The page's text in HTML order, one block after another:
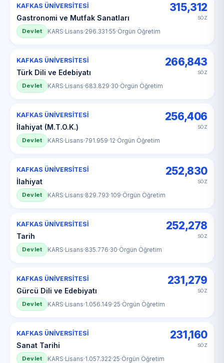
KAFKAS ÜNİVERSİTESİ
Gastronomi ve Mutfak Sanatları
315,312
SÖZ
Devlet KARS·Lisans·296.331·55·Örgün Öğretim
KAFKAS ÜNİVERSİTESİ
Türk Dili ve Edebiyatı
266,843
SÖZ
Devlet KARS·Lisans·683.829·30·Örgün Öğretim
KAFKAS ÜNİVERSİTESİ
İlahiyat (M.T.O.K.)
256,406
SÖZ
Devlet KARS·Lisans·791.959·12·Örgün Öğretim
KAFKAS ÜNİVERSİTESİ
İlahiyat
252,830
SÖZ
Devlet KARS·Lisans·829.793·109·Örgün Öğretim
KAFKAS ÜNİVERSİTESİ
Tarih
252,278
SÖZ
Devlet KARS·Lisans·835.776·30·Örgün Öğretim
KAFKAS ÜNİVERSİTESİ
Gürcü Dili ve Edebiyatı
231,279
SÖZ
Devlet KARS·Lisans·1.056.149·25·Örgün Öğretim
KAFKAS ÜNİVERSİTESİ
Sanat Tarihi
231,160
SÖZ
Devlet KARS·Lisans·1.057.322·25·Örgün Öğretim